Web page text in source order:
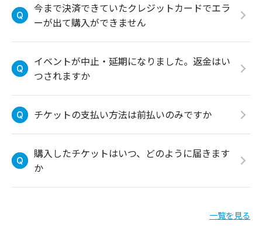
今まで決済できていたクレジットカードでエラ
ーが出て購入ができません
イベントが中止・延期になりました。返金はい
つされますか
チケットの支払い方法は前払いのみですか
購入したチケットはいつ、どのように届きます
か
一覧を見る